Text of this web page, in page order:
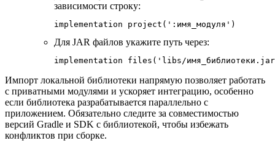
зависимости строку:
implementation project(':имя_модуля')
Для JAR файлов укажите путь через:
implementation files('libs/
Импорт локальной библиотеки напрямую позволяет работать
с приватными модулями и ускоряет интеграцию, особенно
если библиотека разрабатывается параллельно с
приложением. Обязательно следите за совместимостью
версий Gradle и SDK с библиотекой, чтобы избежать
конфликтов при сборке.